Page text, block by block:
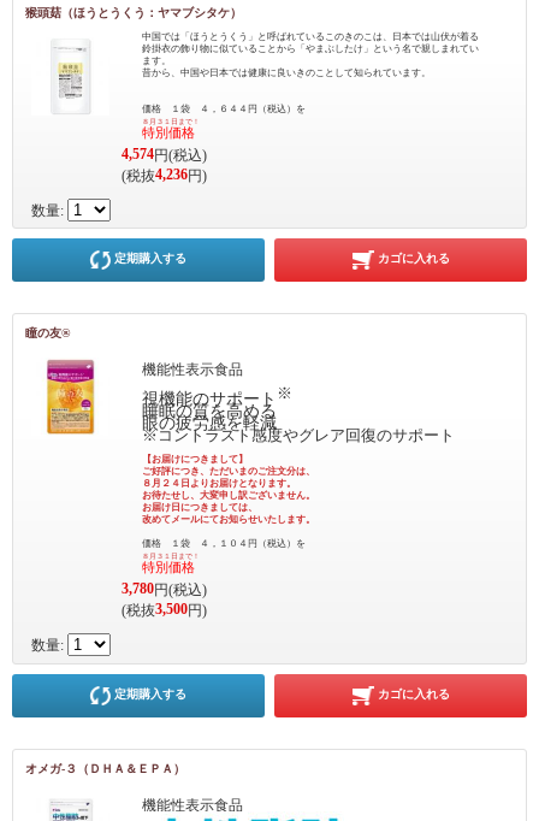
猴頭菇（ほうとうくう：ヤマブシタケ）
中国では「ほうとうくう」と呼ばれているこのきのこは、日本では山伏が着る
鈴掛衣の飾り物に似ていることから「やまぶしたけ」という名で親しまれてい
ます。
昔から、中国や日本では健康に良いきのことして知られています。
価格 １袋 ４，６４４円（税込）を
８月３１日まで！
特別価格
4,574円(税込)
(税抜4,236円)
数量:
定期購入する カゴに入れる
瞳の友®
機能性表示食品
視機能のサポート ※
睡眠の質を高める
眼の疲労感を軽減
※コントラスト感度やグレア回復のサポート
【お届けにつきまして】
ご好評につき、ただいまのご注文分は、
８月２４日よりお届けとなります。
お待たせし、大変申し訳ございません。
お届け日につきましては、
改めてメールにてお知らせいたします。
価格 １袋 ４，１０４円（税込）を
８月３１日まで！
特別価格
3,780円(税込)
(税抜3,500円)
数量:
定期購入する カゴに入れる
オメガ-３（ＤＨＡ＆ＥＰＡ）
機能性表示食品